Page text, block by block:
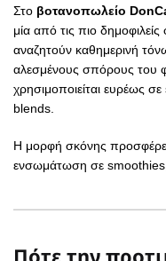
Στο βοτανοπωλείο
μία από τις πιο
αναζητούν καθημερινή
αλεσμένους σπόρους του
χρησιμοποιείται ευρέως
blends.
Η μορφή σκόνης
ενσωμάτωση σε
Πότε την